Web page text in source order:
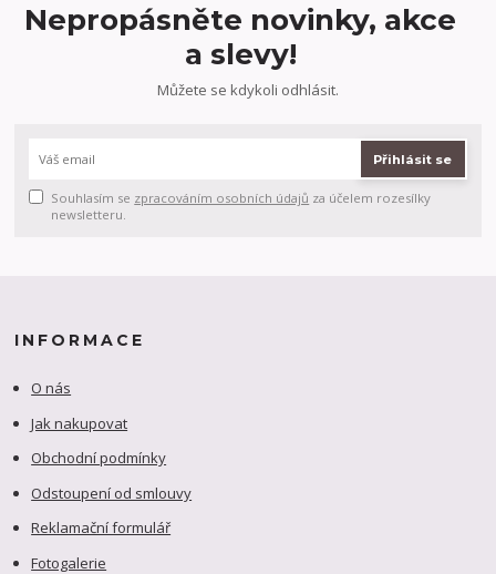
Nepropásněte novinky, akce
a slevy!
Můžete se kdykoli odhlásit.
Přihlásit se
Souhlasím se zpracováním osobních údajů za účelem rozesílky
newsletteru.
INFORMACE
O nás
Jak nakupovat
Obchodní podmínky
Odstoupení od smlouvy
Reklamační formulář
Fotogalerie